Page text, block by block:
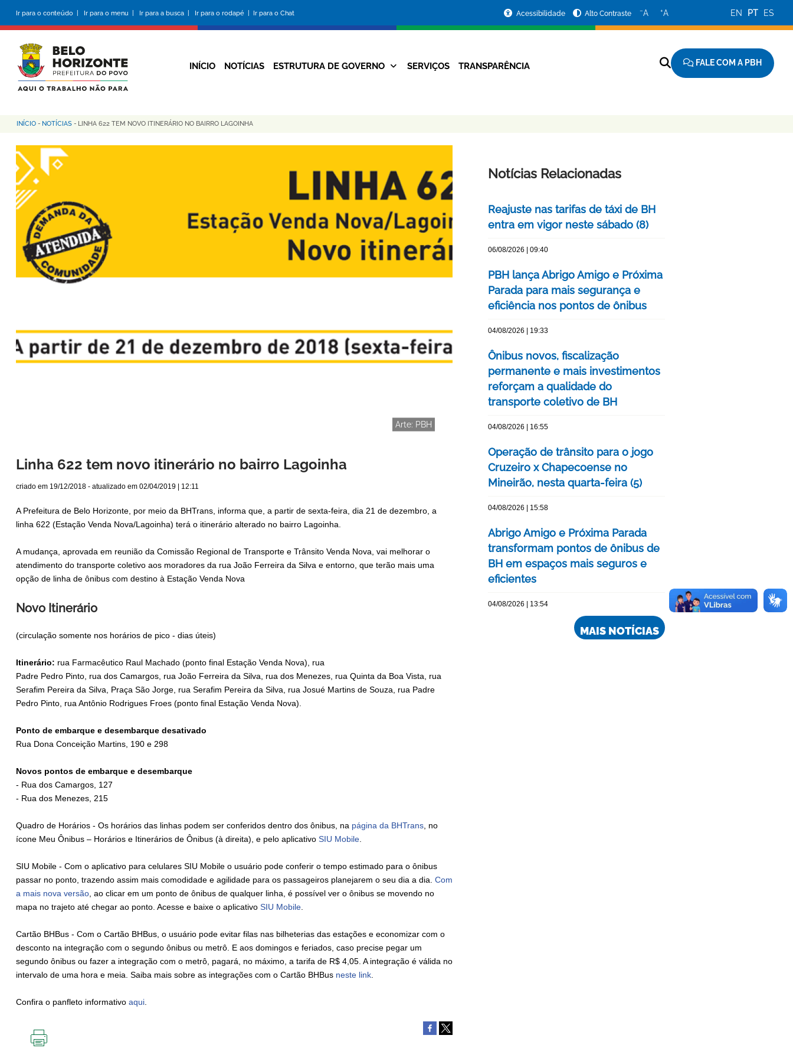
conteúdo
principal
Ir para o conteúdo | Ir para o menu | Ir para a busca | Ir para o rodapé | Ir para o Chat
da
Prefeitura
Acessibilidade Alto Contraste −A +A EN PT ES
Navegação
INÍCIO NOTÍCIAS ESTRUTURA DE GOVERNO SERVIÇOS TRANSPARÊNCIA FALE COM A PBH
Trilha
de
navegação
INÍCIO - NOTÍCIAS - LINHA 622 TEM NOVO ITINERÁRIO NO BAIRRO LAGOINHA
Arte: PBH
Linha 622 tem novo itinerário no bairro Lagoinha
criado em 19/12/2018 - atualizado em 02/04/2019 | 12:11
A Prefeitura de Belo Horizonte, por meio da BHTrans, informa que, a partir de sexta-feira, dia 21 de dezembro, a
linha 622 (Estação Venda Nova/Lagoinha) terá o itinerário alterado no bairro Lagoinha.
A mudança, aprovada em reunião da Comissão Regional de Transporte e Trânsito Venda Nova, vai melhorar o
atendimento do transporte coletivo aos moradores da rua João Ferreira da Silva e entorno, que terão mais uma
opção de linha de ônibus com destino à Estação Venda Nova
Novo Itinerário
(circulação somente nos horários de pico - dias úteis)
Itinerário: rua Farmacêutico Raul Machado (ponto final Estação Venda Nova), rua
Padre Pedro Pinto, rua dos Camargos, rua João Ferreira da Silva, rua dos Menezes, rua Quinta da Boa Vista, rua
Serafim Pereira da Silva, Praça São Jorge, rua Serafim Pereira da Silva, rua Josué Martins de Souza, rua Padre
Pedro Pinto, rua Antônio Rodrigues Froes (ponto final Estação Venda Nova).
Ponto de embarque e desembarque desativado
Rua Dona Conceição Martins, 190 e 298
Novos pontos de embarque e desembarque
- Rua dos Camargos, 127
- Rua dos Menezes, 215
Quadro de Horários - Os horários das linhas podem ser conferidos dentro dos ônibus, na página da BHTrans, no
ícone Meu Ônibus – Horários e Itinerários de Ônibus (à direita), e pelo aplicativo SIU Mobile.
SIU Mobile - Com o aplicativo para celulares SIU Mobile o usuário pode conferir o tempo estimado para o ônibus
passar no ponto, trazendo assim mais comodidade e agilidade para os passageiros planejarem o seu dia a dia. Com
a mais nova versão, ao clicar em um ponto de ônibus de qualquer linha, é possível ver o ônibus se movendo no
mapa no trajeto até chegar ao ponto. Acesse e baixe o aplicativo SIU Mobile.
Cartão BHBus - Com o Cartão BHBus, o usuário pode evitar filas nas bilheterias das estações e economizar com o
desconto na integração com o segundo ônibus ou metrô. E aos domingos e feriados, caso precise pegar um
segundo ônibus ou fazer a integração com o metrô, pagará, no máximo, a tarifa de R$ 4,05. A integração é válida no
intervalo de uma hora e meia. Saiba mais sobre as integrações com o Cartão BHBus neste link.
Confira o panfleto informativo aqui.
Notícias Relacionadas
Reajuste nas tarifas de táxi de BH
entra em vigor neste sábado (8)
06/08/2026 | 09:40
PBH lança Abrigo Amigo e Próxima
Parada para mais segurança e
eficiência nos pontos de ônibus
04/08/2026 | 19:33
Ônibus novos, fiscalização
permanente e mais investimentos
reforçam a qualidade do
transporte coletivo de BH
04/08/2026 | 16:55
Operação de trânsito para o jogo
Cruzeiro x Chapecoense no
Mineirão, nesta quarta-feira (5)
04/08/2026 | 15:58
Abrigo Amigo e Próxima Parada
transformam pontos de ônibus de
BH em espaços mais seguros e
eficientes
04/08/2026 | 13:54
MAIS NOTÍCIAS